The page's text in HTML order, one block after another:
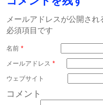
メールアドレスが公開さ
必須項目です
名前 *
メールアドレス *
ウェブサイト
コメント